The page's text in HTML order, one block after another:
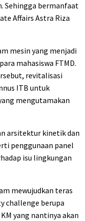
Sehingga bermanfaat
Affairs Astra Riza
mesin yang menjadi
mahasiswa FTMD.
revitalisasi
ITB untuk
mengutamakan
arsitektur kinetik dan
penggunaan panel
isu lingkungan
mewujudkan teras
challenge berupa
yang nantinya akan